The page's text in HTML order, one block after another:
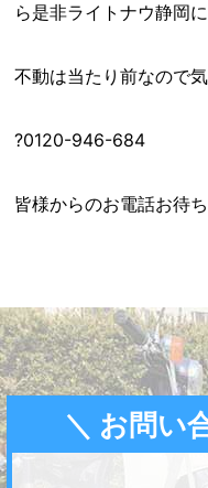
ら是非ライトナウ静岡
不動は当たり前なので
?0120-946-684
皆様からのお電話お待
＼ お問い